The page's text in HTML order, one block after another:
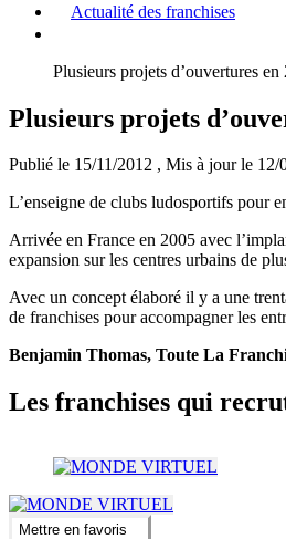
Actualité des franchises
Plusieurs projets d’ouvertures
Plusieurs projets
Publié le 15/11/2012 , Mis à jour le 12/
L’enseigne de clubs ludosportifs pour
Arrivée en France en 2005 avec
expansion sur les centres urbains de
Avec un concept élaboré il y a une
de franchises pour accompagner les
Benjamin Thomas, Toute La
Les franchises qui
Mettre en favoris